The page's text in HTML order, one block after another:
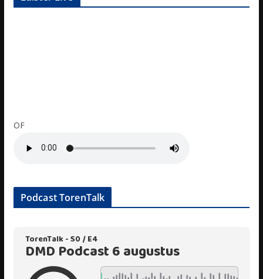
OF
Podcast TorenTalk